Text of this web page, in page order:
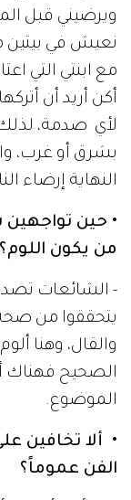
ويرضيني قبل
نعيش في بيتين
مع ابنتي التي
أكن أريد أن
لأي صدمة،
بشرق أو غرب،
النهاية إرضاء
• حين
من يكون اللوم؟
- الشائعات
يتحققوا من صحة
والقال، وهنا
الصحيح فهناك
الموضوع.
• ألا تخافين
الفن عموماً؟